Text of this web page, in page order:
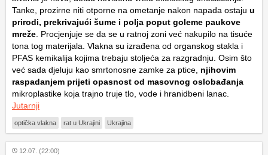
Tanke, prozirne niti otporne na ometanje nakon napada ostaju u
prirodi, prekrivajući šume i polja poput goleme paukove
mreže . Procjenjuje se da se u ratnoj zoni već nakupilo na tisuće
tona tog materijala. Vlakna su izrađena od organskog stakla i
PFAS kemikalija kojima trebaju stoljeća za razgradnju. Osim što
već sada djeluju kao smrtonosne zamke za ptice, njihovim
raspadanjem prijeti opasnost od masovnog oslobađanja
mikroplastike koja trajno truje tlo, vode i hranidbeni lanac.
Jutarnji
optička vlakna rat u Ukrajini Ukrajina
12.07. (22:00)